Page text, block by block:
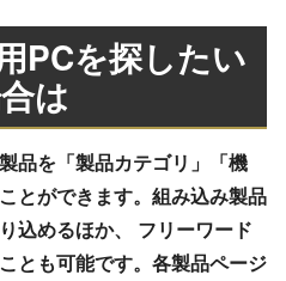
PCを探したい
は
品を「製品カテゴリ」「機
とができます。組み込み製品
込めるほか、 フリーワード
とも可能です。各製品ページ